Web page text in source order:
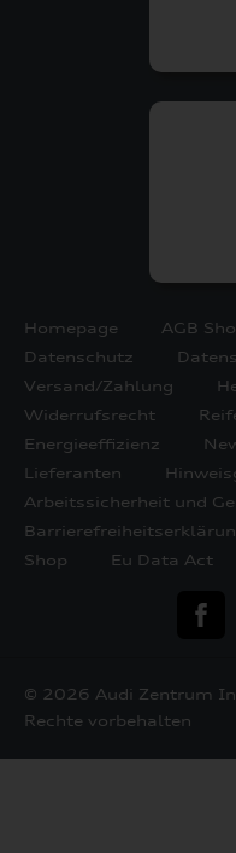
Homepage AGB
Datenschutz
Versand/Zahlung
Widerrufsrecht
Energieeffizienz
Lieferanten
Arbeitssicherheit und
Shop
Eu Data Act
teilen
© 2026 Audi Zentrum
Rechte vorbehalten